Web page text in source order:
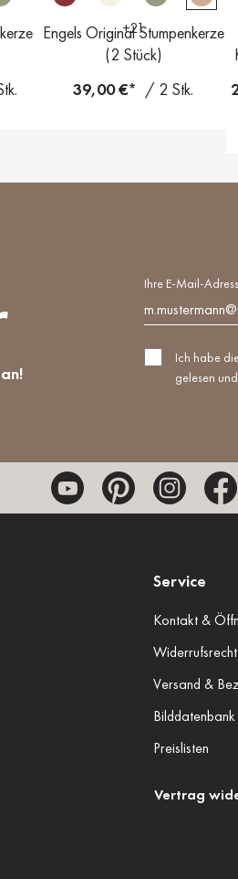
+21
Engels Original Stumpenkerze
(2 Stück)
39,00 €* / 2 Stk.
Ihre E-Mail-
Ich habe
gelesen
Service
Kontakt &
Widerrufsrecht
Versand &
Bilddatenbank
Preislisten
Vertrag